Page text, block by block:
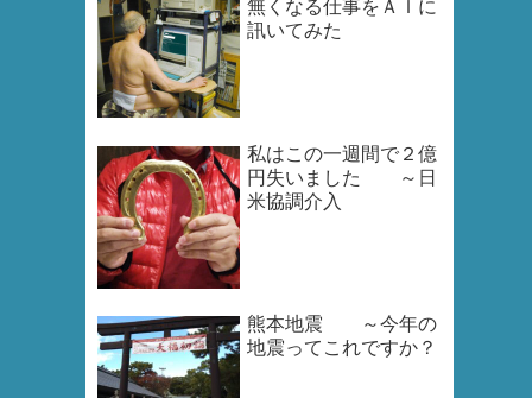
無くなる仕事をＡＩに
訊いてみた
私はこの一週間で２億
円失いました ～日
米協調介入
熊本地震 ～今年の
地震ってこれですか？